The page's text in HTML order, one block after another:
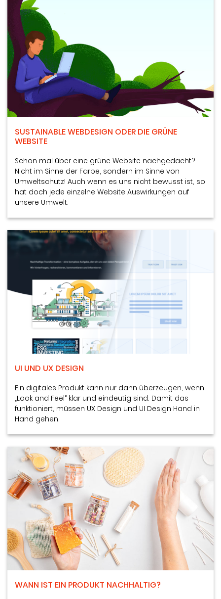
SUSTAINABLE WEBDESIGN ODER DIE GRÜNE
WEBSITE
Schon mal über eine grüne Website nachgedacht?
Nicht im Sinne der Farbe, sondern im Sinne von
Umweltschutz! Auch wenn es uns nicht bewusst ist, so
hat doch jede einzelne Website Auswirkungen auf
unsere Umwelt.
UI UND UX DESIGN
Ein digitales Produkt kann nur dann überzeugen, wenn
„Look and Feel“ klar und eindeutig sind. Damit das
funktioniert, müssen UX Design und UI Design Hand in
Hand gehen.
WANN IST EIN PRODUKT NACHHALTIG?